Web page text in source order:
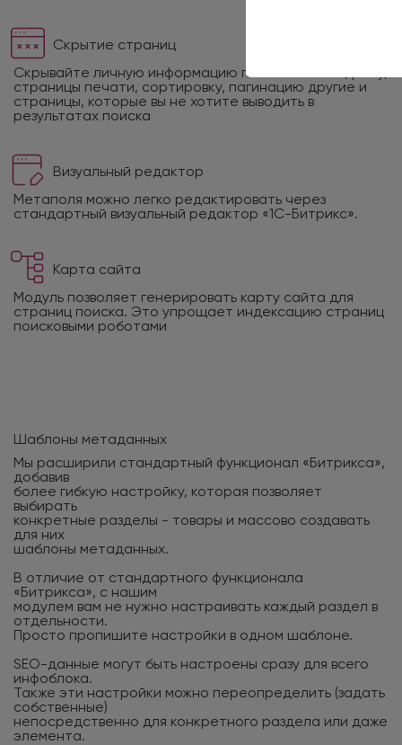
Скрытие страниц
Скрывайте личную информацию пользователей, рыбу,
страницы печати, сортировку, пагинацию другие и
страницы, которые вы не хотите выводить в
результатах поиска
Визуальный редактор
Метаполя можно легко редактировать через
стандартный визуальный редактор «1С-Битрикс».
Карта сайта
Модуль позволяет генерировать карту сайта для
страниц поиска. Это упрощает индексацию страниц
поисковыми роботами
Шаблоны метаданных
Мы расширили стандартный функционал «Битрикса»,
добавив
более гибкую настройку, которая позволяет
выбирать
конкретные разделы - товары и массово создавать
для них
шаблоны метаданных.
В отличие от стандартного функционала
«Битрикса», с нашим
модулем вам не нужно настраивать каждый раздел в
отдельности.
Просто пропишите настройки в одном шаблоне.
SEO-данные могут быть настроены сразу для всего
инфоблока.
Также эти настройки можно переопределить (задать
собственные)
непосредственно для конкретного раздела или даже
элемента.